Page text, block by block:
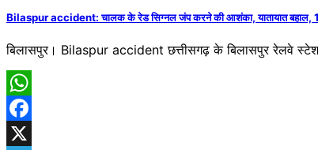
Bilaspur accident: चालक के रेड सिग्नल जंप करने की आशंका, यातायात बहाल,
बिलासपुर। Bilaspur accident छत्तीसगढ़ के बिलासपुर रेलवे
WhatsApp
Facebook